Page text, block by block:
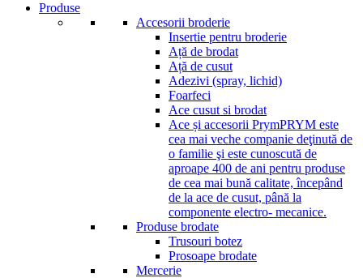
Produse
Accesorii broderie
Insertie pentru broderie
Ață de brodat
Ață de cusut
Adezivi (spray, lichid)
Foarfeci
Ace cusut si brodat
Ace și accesorii PrymPRYM este
cea mai veche companie deţinută de
o familie şi este cunoscută de
aproape 400 de ani pentru produse
de cea mai bună calitate, începând
de la ace de cusut, până la
componente electro- mecanice.
Produse brodate
Trusouri botez
Prosoape brodate
Mercerie